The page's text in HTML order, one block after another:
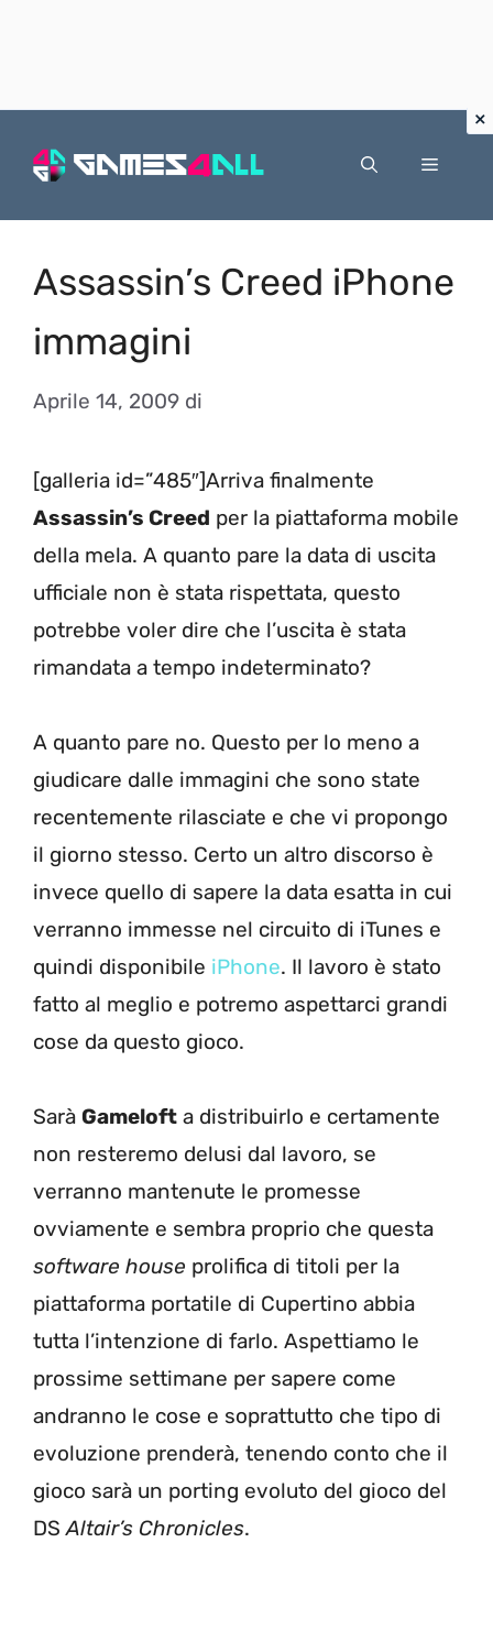
Menu
Assassin’s Creed iPhone
immagini
Aprile 14, 2009 di
[galleria id=”485″]Arriva finalmente
Assassin’s Creed per la piattaforma mobile
della mela. A quanto pare la data di uscita
ufficiale non è stata rispettata, questo
potrebbe voler dire che l’uscita è stata
rimandata a tempo indeterminato?
A quanto pare no. Questo per lo meno a
giudicare dalle immagini che sono state
recentemente rilasciate e che vi propongo
il giorno stesso. Certo un altro discorso è
invece quello di sapere la data esatta in cui
verranno immesse nel circuito di iTunes e
quindi disponibile iPhone. Il lavoro è stato
fatto al meglio e potremo aspettarci grandi
cose da questo gioco.
Sarà Gameloft a distribuirlo e certamente
non resteremo delusi dal lavoro, se
verranno mantenute le promesse
ovviamente e sembra proprio che questa
software house prolifica di titoli per la
piattaforma portatile di Cupertino abbia
tutta l’intenzione di farlo. Aspettiamo le
prossime settimane per sapere come
andranno le cose e soprattutto che tipo di
evoluzione prenderà, tenendo conto che il
gioco sarà un porting evoluto del gioco del
DSAltair’s Chronicles.